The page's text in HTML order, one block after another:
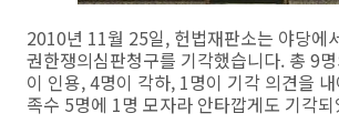
2010년 11월 25일, 헌법재판소는 야당에
권한쟁의심판청구를 기각했습니다. 총 9
이 인용, 4명이 각하, 1명이 기각 의견을
족수 5명에 1명 모자라 안타깝게도 기각